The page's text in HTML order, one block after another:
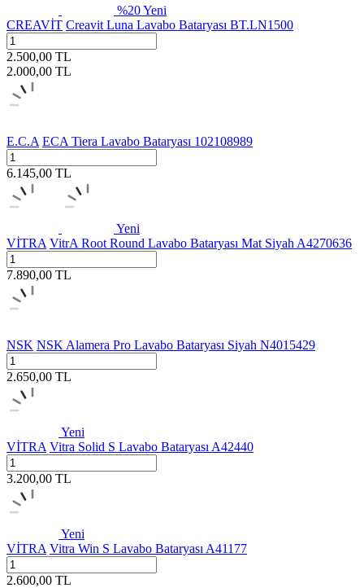
%20Yeni
CREAVİT Creavit Luna Lavabo Bataryası BT.LN1500
2.500,00 TL
2.000,00 TL
E.C.A ECA Tiera Lavabo Bataryası 102108989
6.145,00 TL
Yeni
VİTRA VitrA Root Round Lavabo Bataryası Mat Siyah A4270636
7.890,00 TL
NSK NSK Alamera Pro Lavabo Bataryası Siyah N4015429
2.650,00 TL
Yeni
VİTRA Vitra Solid S Lavabo Bataryası A42440
3.200,00 TL
Yeni
VİTRA Vitra Win S Lavabo Bataryası A41177
2.600,00 TL